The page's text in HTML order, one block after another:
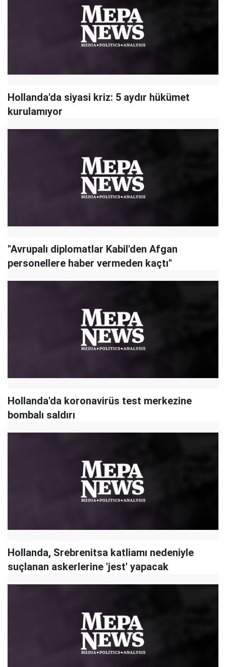
Hollanda'da siyasi kriz: 5 aydır hükümet
kurulamıyor
"Avrupalı diplomatlar Kabil'den Afgan
personellere haber vermeden kaçtı"
Hollanda'da koronavirüs test merkezine
bombalı saldırı
Hollanda, Srebrenitsa katliamı nedeniyle
suçlanan askerlerine 'jest' yapacak